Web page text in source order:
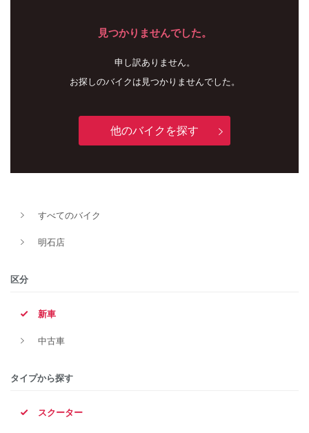
見つかりませんでした。
申し訳ありません。
お探しのバイクは見つかりませんでした。
他のバイクを探す
すべてのバイク
明石店
区分
新車
中古車
タイプから探す
スクーター
新車
タイプ